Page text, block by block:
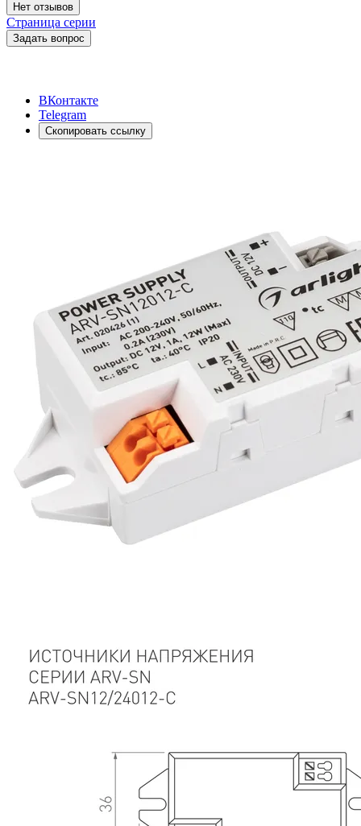
Нет отзывов
Страница серии
Задать вопрос
ВКонтакте
Telegram
Скопировать ссылку